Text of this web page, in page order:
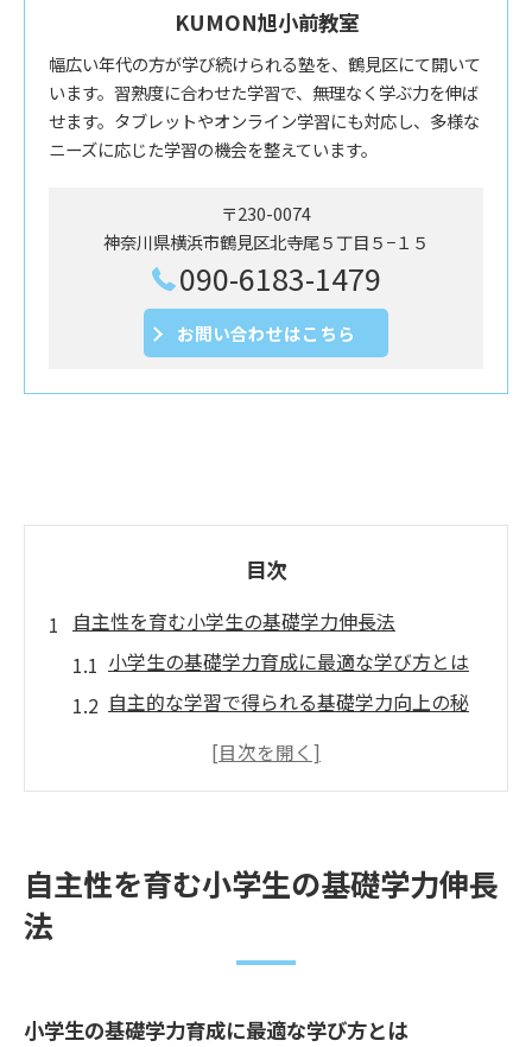
KUMON旭小前教室
幅広い年代の方が学び続けられる塾を、鶴見区にて開いて
います。習熟度に合わせた学習で、無理なく学ぶ力を伸ば
せます。タブレットやオンライン学習にも対応し、多様な
ニーズに応じた学習の機会を整えています。
〒230-0074
神奈川県横浜市鶴見区北寺尾５丁目５−１５
090-6183-1479
お問い合わせはこちら
目次
自主性を育む小学生の基礎学力伸長法
小学生の基礎学力育成に最適な学び方とは
自主的な学習で得られる基礎学力向上の秘
公文式で広がる学びの楽しさと成長
基礎学力育成につながる公文式の特徴
自主性を育む小学生の基礎学力伸長
法
小学生の基礎学力育成に最適な学び方とは